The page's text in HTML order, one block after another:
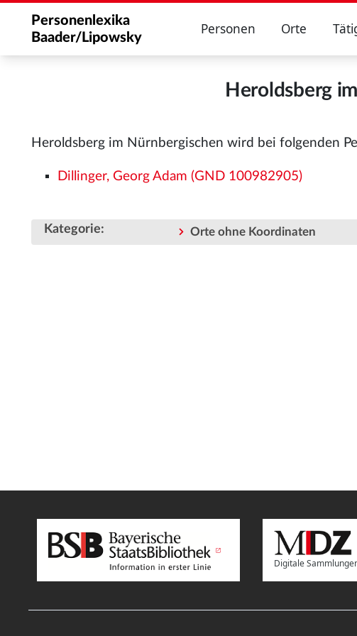
Personenlexika
Baader/Lipowsky
Personen Orte
Heroldsberg
Heroldsberg im Nürnbergischen wird bei folgenden
Dillinger, Georg Adam (GND 100982905)
Kategorie: Orte ohne Koordinaten
Digitale